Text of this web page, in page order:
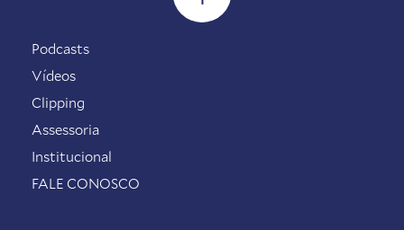
Podcasts
Vídeos
Clipping
Assessoria
Institucional
FALE CONOSCO